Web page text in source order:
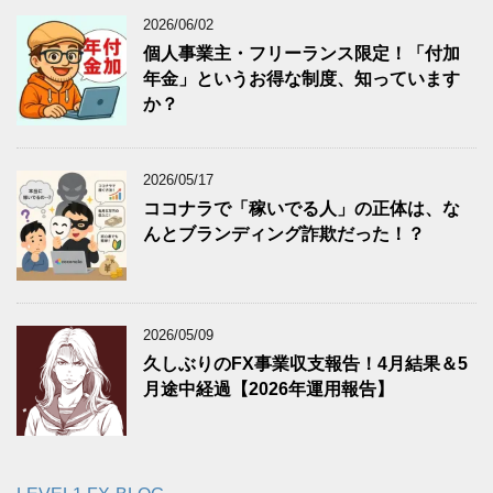
2026/06/02
個人事業主・フリーランス限定！「付加
年金」というお得な制度、知っています
か？
2026/05/17
ココナラで「稼いでる人」の正体は、な
んとブランディング詐欺だった！？
2026/05/09
久しぶりのFX事業収支報告！4月結果＆5
月途中経過【2026年運用報告】